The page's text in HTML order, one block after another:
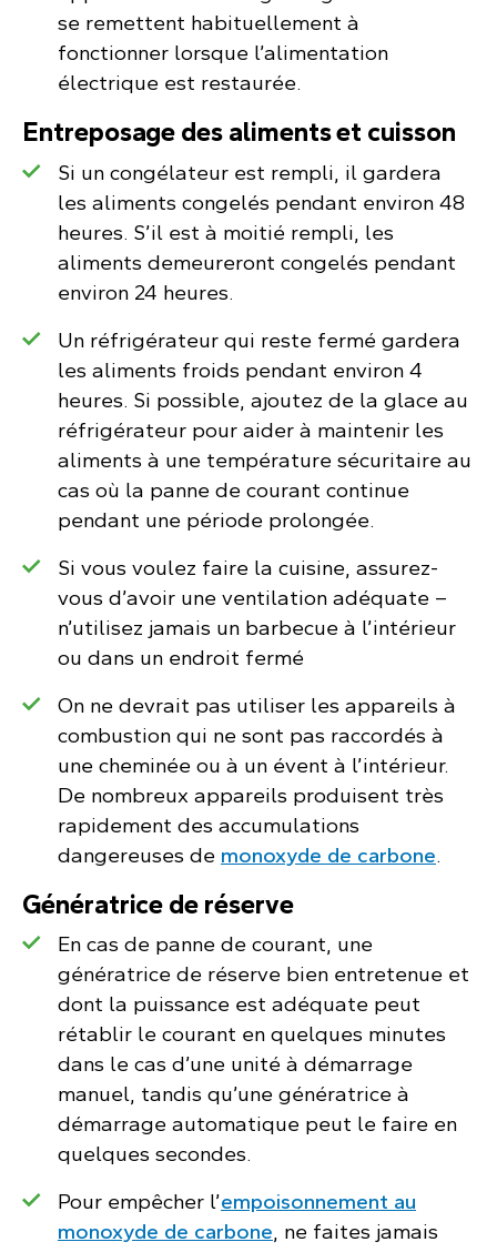
se remettent habituellement à
fonctionner lorsque l’alimentation
électrique est restaurée.
Entreposage des aliments et cuisson
Si un congélateur est rempli, il gardera
les aliments congelés pendant environ 48
heures. S’il est à moitié rempli, les
aliments demeureront congelés pendant
environ 24 heures.
Un réfrigérateur qui reste fermé gardera
les aliments froids pendant environ 4
heures. Si possible, ajoutez de la glace au
réfrigérateur pour aider à maintenir les
aliments à une température sécuritaire au
cas où la panne de courant continue
pendant une période prolongée.
Si vous voulez faire la cuisine, assurez-
vous d’avoir une ventilation adéquate –
n’utilisez jamais un barbecue à l’intérieur
ou dans un endroit fermé
On ne devrait pas utiliser les appareils à
combustion qui ne sont pas raccordés à
une cheminée ou à un évent à l’intérieur.
De nombreux appareils produisent très
rapidement des accumulations
dangereuses de monoxyde de carbone.
Génératrice de réserve
En cas de panne de courant, une
génératrice de réserve bien entretenue et
dont la puissance est adéquate peut
rétablir le courant en quelques minutes
dans le cas d’une unité à démarrage
manuel, tandis qu’une génératrice à
démarrage automatique peut le faire en
quelques secondes.
Pour empêcher l’empoisonnement au
monoxyde de carbone , ne faites jamais